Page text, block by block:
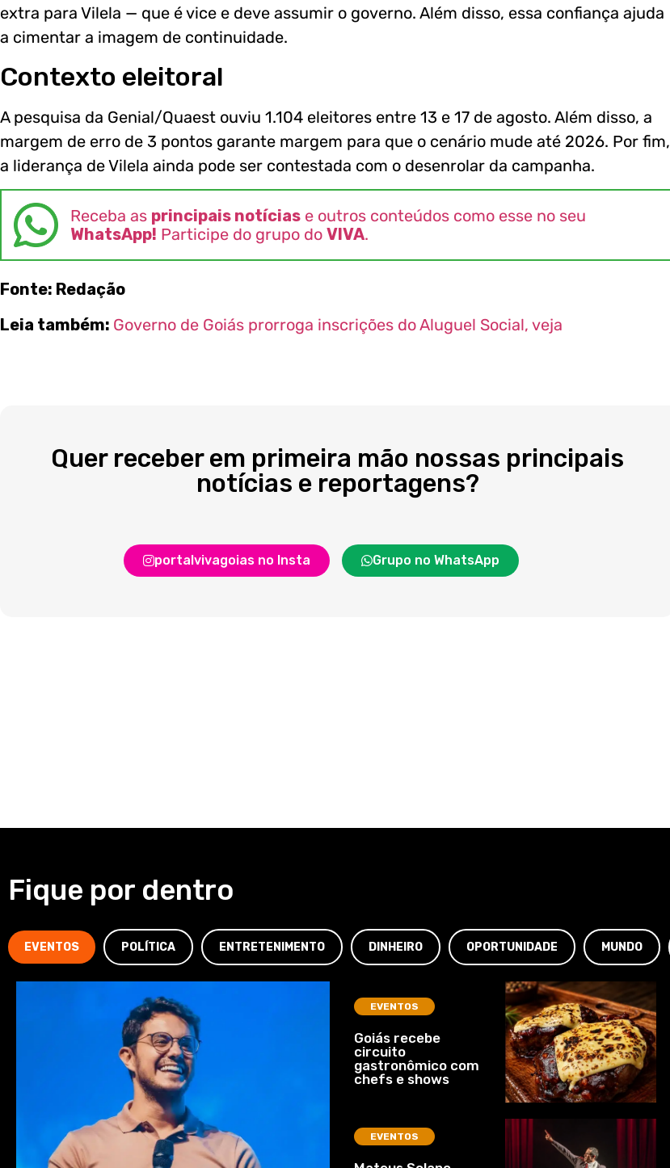
extra para Vilela — que é vice e deve assumir o governo. Além disso, essa confiança ajuda
a cimentar a imagem de continuidade.
Contexto eleitoral
A pesquisa da Genial/Quaest ouviu 1.104 eleitores entre 13 e 17 de agosto. Além disso, a
margem de erro de 3 pontos garante margem para que o cenário mude até 2026. Por fim,
a liderança de Vilela ainda pode ser contestada com o desenrolar da campanha.
Receba as principais notícias e outros conteúdos como esse no seu
WhatsApp! Participe do grupo do VIVA.
Fonte: Redação
Leia também: Governo de Goiás prorroga inscrições do Aluguel Social, veja
Quer receber em primeira mão nossas principais
notícias e reportagens?
portalvivagoias no Insta Grupo no WhatsApp
Fique por dentro
EVENTOS POLÍTICA ENTRETENIMENTO DINHEIRO OPORTUNIDADE MUNDO
EVENTOS
Goiás recebe
circuito
gastronômico com
chefs e shows
EVENTOS